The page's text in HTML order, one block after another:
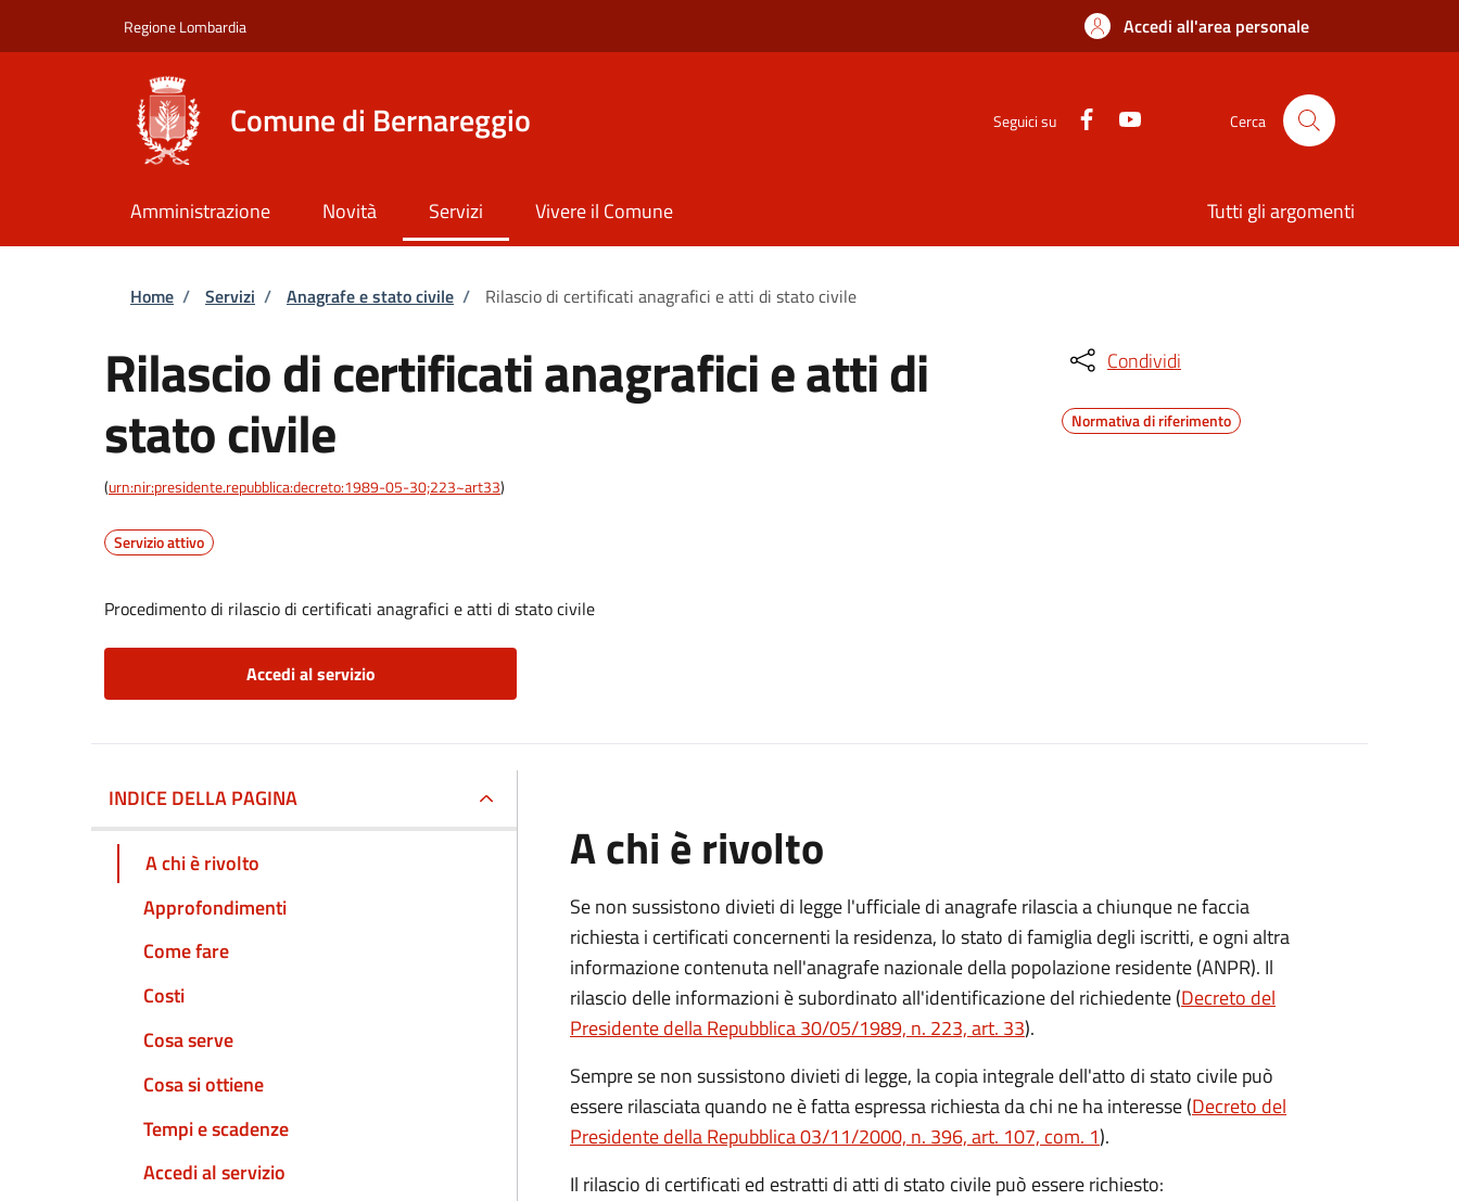
Regione Lombardia Accedi all'area personale
Comune di Bernareggio Seguici su Cerca
Amministrazione Novità Servizi Vivere il Comune Tutti gli argomenti
Briciole di pane
Home / Servizi / Anagrafe e stato civile / Rilascio di certificati anagrafici e atti di stato civile
Rilascio di certificati anagrafici e atti di
stato civile
(urn:nir:presidente.repubblica:decreto:1989-05-30;223~art33)
Servizio attivo
Procedimento di rilascio di certificati anagrafici e atti di stato civile
Accedi al servizio
Condividi
Normativa di riferimento
INDICE DELLA PAGINA
A chi è rivolto
Approfondimenti
Come fare
Costi
Cosa serve
Cosa si ottiene
Tempi e scadenze
Accedi al servizio
A chi è rivolto
Se non sussistono divieti di legge l'ufficiale di anagrafe rilascia a chiunque ne faccia
richiesta i certificati concernenti la residenza, lo stato di famiglia degli iscritti, e ogni altra
informazione contenuta nell'anagrafe nazionale della popolazione residente (ANPR). Il
rilascio delle informazioni è subordinato all'identificazione del richiedente (Decreto del
Presidente della Repubblica 30/05/1989, n. 223, art. 33).
Sempre se non sussistono divieti di legge, la copia integrale dell'atto di stato civile può
essere rilasciata quando ne è fatta espressa richiesta da chi ne ha interesse (Decreto del
Presidente della Repubblica 03/11/2000, n. 396, art. 107, com. 1).
Il rilascio di certificati ed estratti di atti di stato civile può essere richiesto: